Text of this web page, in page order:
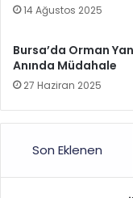
14 Ağustos 2025
Bursa’da Orman
Anında Müdahale
27 Haziran 2025
Son Eklenen